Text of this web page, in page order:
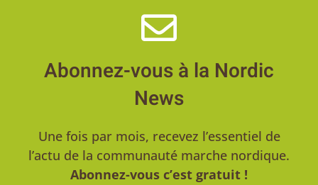
Abonnez-vous à la Nordic
News
Une fois par mois, recevez l’essentiel de
l’actu de la communauté marche nordique.
Abonnez-vous c’est gratuit !